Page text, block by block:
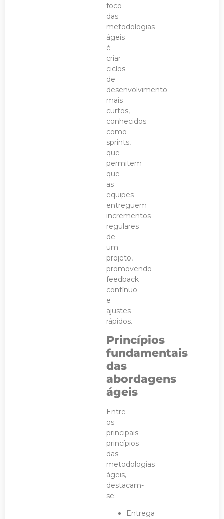
foco
das
metodologias
ágeis
é
criar
ciclos
de
desenvolvimento
mais
curtos,
conhecidos
como
sprints,
que
permitem
que
as
equipes
entreguem
incrementos
regulares
de
um
projeto,
promovendo
feedback
contínuo
e
ajustes
rápidos.
Princípios
fundamentais
das
abordagens
ágeis
Entre
os
principais
princípios
das
metodologias
ágeis,
destacam-
se:
Entrega